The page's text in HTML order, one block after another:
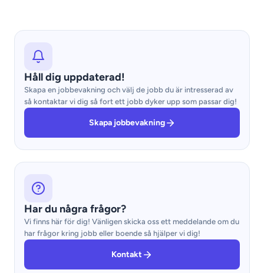
Håll dig uppdaterad!
Skapa en jobbevakning och välj de jobb du är intresserad av
så kontaktar vi dig så fort ett jobb dyker upp som passar dig!
Skapa jobbevakning
Har du några frågor?
Vi finns här för dig! Vänligen skicka oss ett meddelande om du
har frågor kring jobb eller boende så hjälper vi dig!
Kontakt